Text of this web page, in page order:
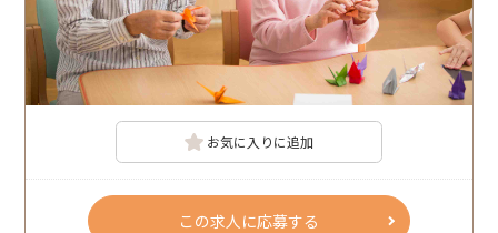
お気に入りに追加
この求人に応募する